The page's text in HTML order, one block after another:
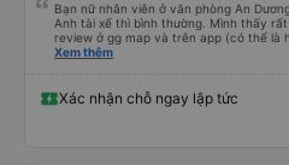
Bạn nữ nhân viên ở văn phòng An
Anh tài xế thì bình thường. Mình thấy
review ở gg map và trên app (có thể là
hay không thì cũng ko rõ tại mình say xe
Xem thêm
Xác nhận chỗ ngay lập tức